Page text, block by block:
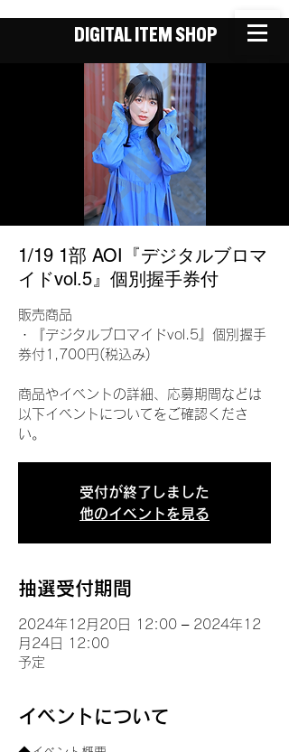
DIGITAL ITEM SHOP
1/19 1部 AOI『デジタルブロマ
イドvol.5』個別握手券付
販売商品
・『デジタルブロマイドvol.5』個別握手
券付1,700円(税込み)
商品やイベントの詳細、応募期間などは
以下イベントについてをご確認くださ
い。
受付が終了しました
他のイベントを見る
抽選受付期間
2024年12月20日 12:00 – 2024年12
月24日 12:00
予定
イベントについて